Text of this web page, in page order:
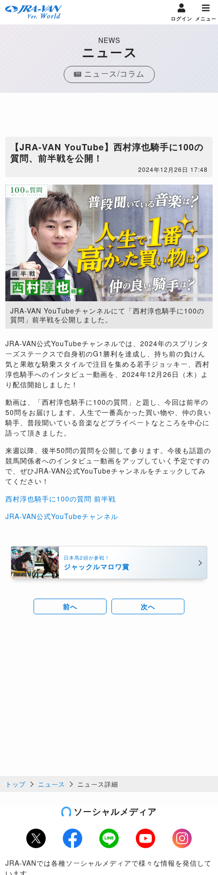
ログイン メニュー
NEWS
ニュース
ニュース/コラム
【JRA-VAN YouTube】西村淳也騎手に100の
質問、前半戦を公開！
2024年12月26日 17:48
JRA-VAN YouTubeチャンネルにて「西村淳也騎手に100の
質問」前半戦を公開しました。
JRA-VAN公式YouTubeチャンネルでは、2024年のスプリンタ
ーズステークスで自身初のG1勝利を達成し、持ち前の負けん
気と果敢な騎乗スタイルで注目を集める若手ジョッキー、西村
淳也騎手へのインタビュー動画を、2024年12月26日（木）よ
り配信開始しました！
動画は、「西村淳也騎手に100の質問」と題し、今回は前半の
50問をお届けします。人生で一番高かった買い物や、仲の良い
騎手、普段聞いている音楽などプライベートなところを中心に
語って頂きました。
来週以降、後半50問の質問を公開して参ります。今後も話題の
競馬関係者へのインタビュー動画をアップしていく予定ですの
で、ぜひJRA-VAN公式YouTubeチャンネルをチェックしてみ
てください！
西村淳也騎手に100の質問 前半戦
JRA-VAN公式YouTubeチャンネル
日本馬2頭が参戦！
ジャックルマロワ賞
前へ 次へ
トップ ニュース ニュース詳細
ソーシャルメディア
Twitter Facebook LINE Youtube
Instagram
JRA-VANでは各種ソーシャルメディアで様々な情報を発信して
います。